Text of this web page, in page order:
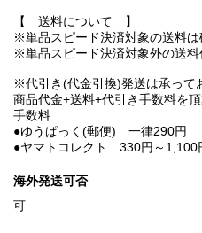
【 送料について 】
※単品スピード決済対象の送料は
※単品スピード決済対象外の送料
※代引き(代金引換)発送は承って
商品代金+送料+代引き手数料を頂
手数料
●ゆうぱっく(郵便) 一律290円
●ヤマトコレクト 330円～1,100
海外発送可否
可